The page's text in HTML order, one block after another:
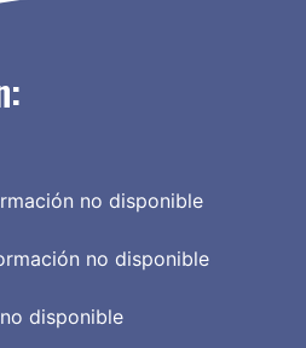
no disponible
no disponible
disponible